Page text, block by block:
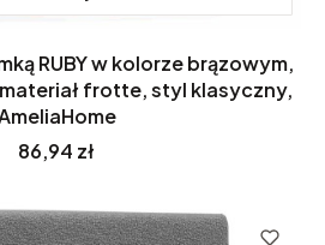
RUBY w kolorze brązowym,
frotte, styl klasyczny,
Cena
86,94 zł